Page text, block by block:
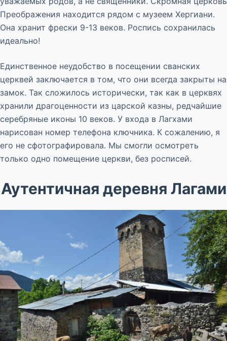
Преображения находится рядом с музеем Хергиани.
Она хранит фрески 9-13 веков. Роспись сохранилась
идеально!
Единственное неудобство в посещении сванских
церквей заключается в том, что они всегда закрыты на
замок. Так сложилось исторически, так как в церквях
хранили драгоценности из царской казны, редчайшие
серебряные иконы 10 веков. У входа в Лагхами
нарисован номер телефона ключника. К сожалению, я
его не сфотографировала. Мы смогли осмотреть
только одно помещение церкви, без росписей.
Аутентичная деревня Лагами